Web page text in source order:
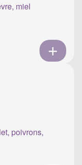
miel
poivrons,